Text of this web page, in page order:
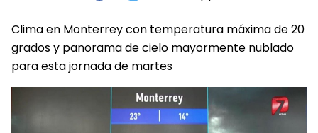
Clima en Monterrey con temperatura máxima de 20
grados y panorama de cielo mayormente nublado
para esta jornada de martes